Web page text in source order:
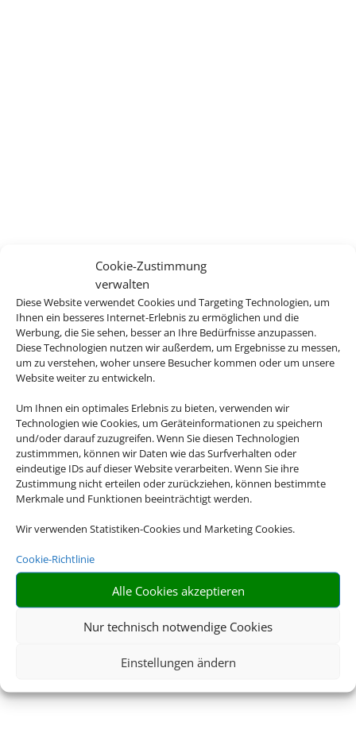
Cookie-Zustimmung
verwalten
Diese Website verwendet Cookies und Targeting Technologien, um
Ihnen ein besseres Internet-Erlebnis zu ermöglichen und die
Werbung, die Sie sehen, besser an Ihre Bedürfnisse anzupassen.
Diese Technologien nutzen wir außerdem, um Ergebnisse zu messen,
um zu verstehen, woher unsere Besucher kommen oder um unsere
Website weiter zu entwickeln.
Um Ihnen ein optimales Erlebnis zu bieten, verwenden wir
Technologien wie Cookies, um Geräteinformationen zu speichern
und/oder darauf zuzugreifen. Wenn Sie diesen Technologien
zustimmmen, können wir Daten wie das Surfverhalten oder
eindeutige IDs auf dieser Website verarbeiten. Wenn Sie ihre
Zustimmung nicht erteilen oder zurückziehen, können bestimmte
Merkmale und Funktionen beeinträchtigt werden.
Wir verwenden Statistiken-Cookies und Marketing Cookies.
Cookie-Richtlinie
Alle Cookies akzeptieren
Nur technisch notwendige Cookies
Einstellungen ändern